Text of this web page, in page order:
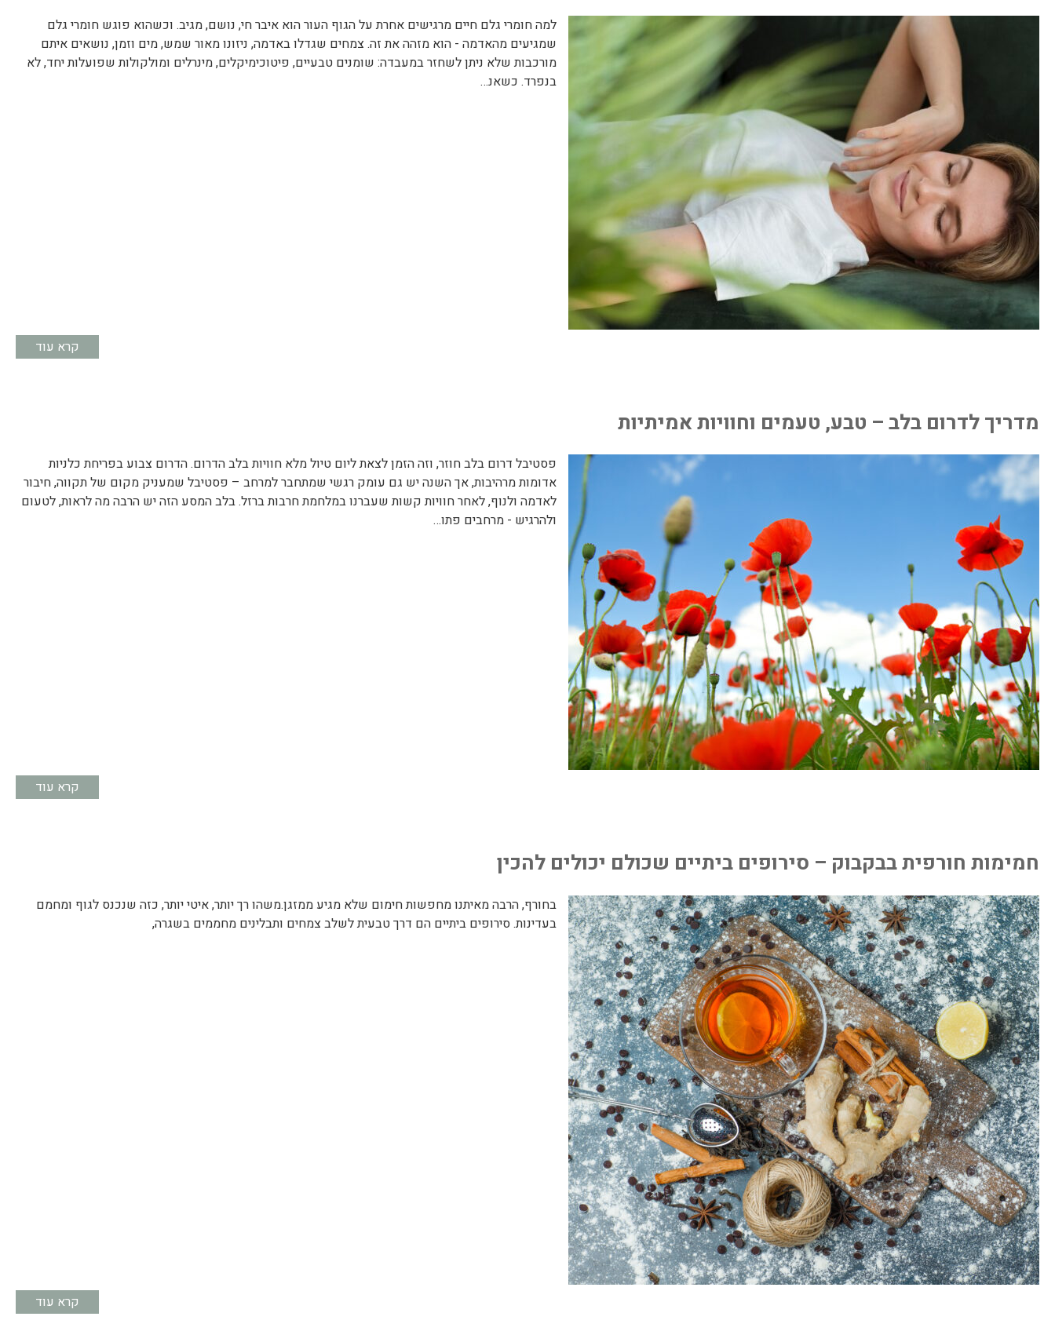
למה חומרי גלם חיים מרגישים אחרת על הגוף העור הוא איבר חי, נושם, מגיב. וכשהוא פוגש חומרי גלם
שמגיעים מהאדמה - הוא מזהה את זה. צמחים שגדלו באדמה, ניזונו מאור שמש, מים וזמן, נושאים איתם
מורכבות שלא ניתן לשחזר במעבדה: שומנים טבעיים, פיטוכימיקלים, מינרלים ומולקולות שפועלות יחד, לא
בנפרד. כשאנ…
קרא עוד
מדריך לדרום בלב – טבע, טעמים וחוויות אמיתיות
פסטיבל דרום בלב חוזר, וזה הזמן לצאת ליום טיול מלא חוויות בלב הדרום. הדרום צבוע בפריחת כלניות
אדומות מרהיבות, אך השנה יש גם עומק רגשי שמתחבר למרחב – פסטיבל שמעניק מקום של תקווה, חיבור
לאדמה ולנוף, לאחר חוויות קשות שעברנו במלחמת חרבות ברזל. בלב המסע הזה יש הרבה מה לראות, לטעום
ולהרגיש - מרחבים פתו…
קרא עוד
חמימות חורפית בבקבוק – סירופים ביתיים שכולם יכולים להכין
בחורף, הרבה מאיתנו מחפשות חימום שלא מגיע ממזגן.משהו רך יותר, איטי יותר, כזה שנכנס לגוף ומחמם
בעדינות. סירופים ביתיים הם דרך טבעית לשלב צמחים ותבלינים מחממים בשגרה,
קרא עוד